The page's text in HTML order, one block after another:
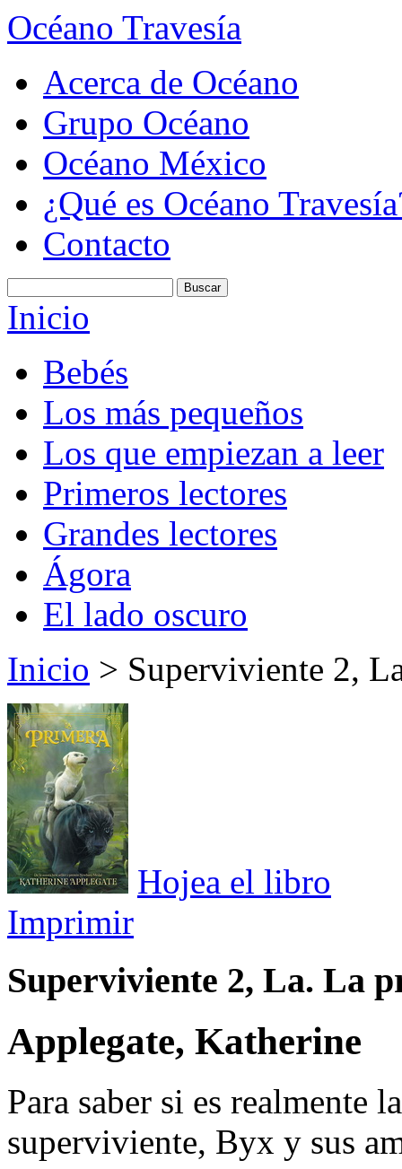
Océano Travesía
Acerca de Océano
Grupo Océano
Océano México
¿Qué es Océano
Contacto
Inicio
Bebés
Los más pequeños
Los que empiezan a leer
Primeros lectores
Grandes lectores
Ágora
El lado oscuro
Inicio > Superviviente 2,
Hojea el libro
Imprimir
Superviviente 2, La. La
Applegate, Katherine
Para saber si es realmente
superviviente, Byx y sus